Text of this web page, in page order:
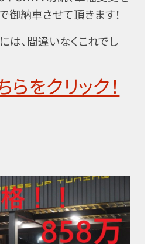
御納車させて頂きます！
は、間違いなくこれでし
をクリック！